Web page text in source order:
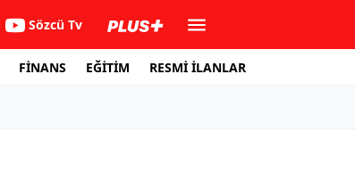
Sözcü Tv
FİNANS EĞİTİM RESMİ İLANLAR